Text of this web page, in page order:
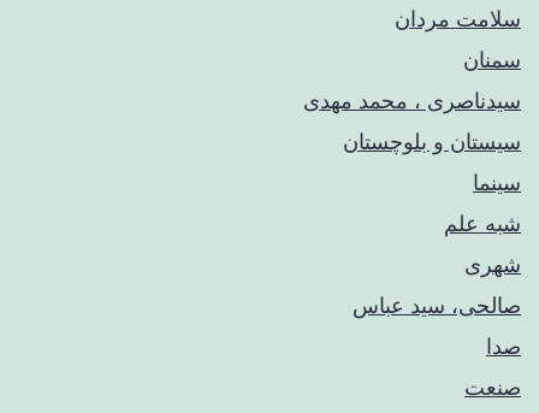
سلامت مردان
سمنان
سیدناصری ، محمد مهدی
سیستان و بلوچستان
سینما
شبه علم
شهری
صالحی، سید عباس
صدا
صنعت